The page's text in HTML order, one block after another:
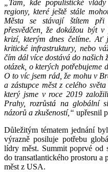
„Tam, kde populistické
regiony, které ještě stále
Města se stávají štítem
přesvědčen, že dokážou být
krizí, kterým dnes čelíme. Ať
kritické infrastruktury, nebo
čím dál více dostává do našich
otázek, o kterých potřebujeme
O to víc jsem rád, že mohu v
a zástupce měst z celého
který jsme v roce 2019
Prahy, rozrůstá na globální
názorů a zkušeností,“ upřesnil
Důležitým tématem jednání
výrazně posiluje potřebu
lídry měst. Summit poprvé od
do transatlantického prostoru
měst z USA.